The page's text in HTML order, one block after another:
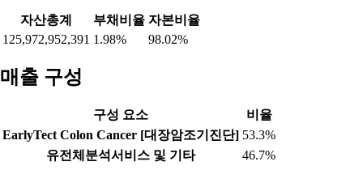
자산총계 부채비율 자본비율
125,972,952,391 1.98% 98.02%
매출 구성
구성 요소
비율
EarlyTect Colon Cancer [대장암조기진단] 53.3%
유전체분석서비스 및 기타
46.7%